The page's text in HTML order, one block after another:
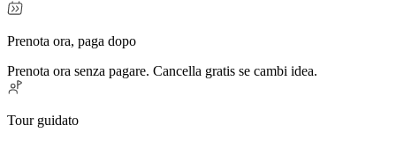
Prenota ora, paga dopo
Prenota ora senza pagare. Cancella gratis se cambi idea.
Tour guidato